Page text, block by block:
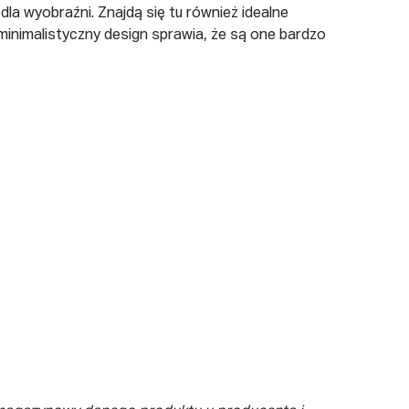
wyobraźni. Znajdą się tu również idealne
design sprawia, że są one bardzo